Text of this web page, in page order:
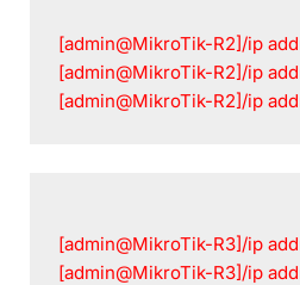
[admin@MikroTik-R2]/ip
[admin@MikroTik-R2]/ip
[admin@MikroTik-R2]/ip
[admin@MikroTik-R3]/ip
[admin@MikroTik-R3]/ip